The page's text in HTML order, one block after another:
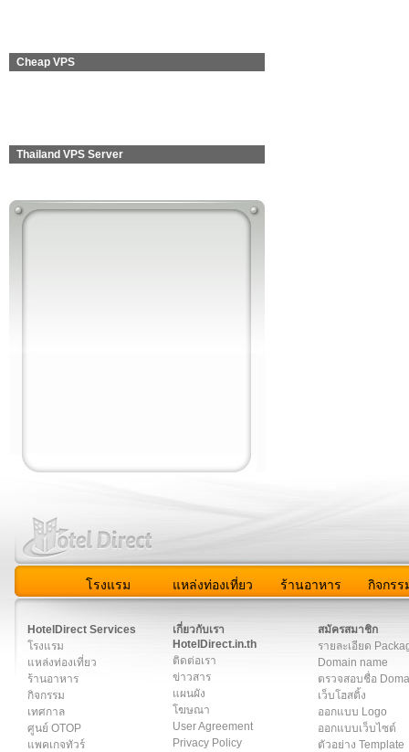
Cheap VPS
Thailand VPS Server
โรงแรม แหล่งท่องเที่ยว ร้านอาหาร กิจกรร
HotelDirect Services
โรงแรม
แหล่งท่องเที่ยว
ร้านอาหาร
กิจกรรม
เทศกาล
ศูนย์ OTOP
แพคเกจทัวร์
เกี่ยวกับเรา
HotelDirect.in.th
ติดต่อเรา
ข่าวสาร
แผนผัง
โฆษณา
User Agreement
Privacy Policy
สมัครสมาชิก
รายละเอียด
Domain name
ตรวจสอบชื่อ
เว็บโฮสติ้ง
ออกแบบ Logo
ออกแบบเว็บไซต์
ตัวอย่าง Template